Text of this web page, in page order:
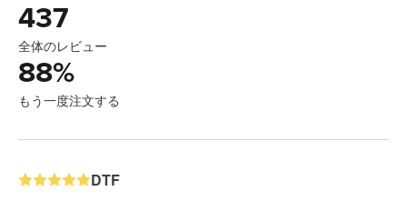
437
全体のレビュー
88%
もう一度注文する
DTF